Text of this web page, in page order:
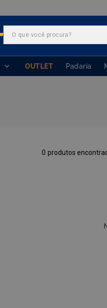
OUTLET Padaria
0
TERMOS MAIS BUSCADOS
farinha trigo
doce leite